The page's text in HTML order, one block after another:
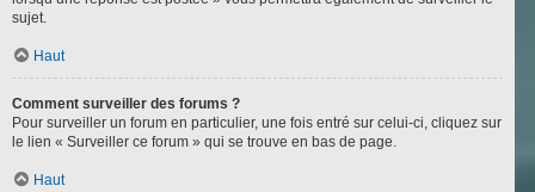
sujet.
Haut
Comment surveiller des forums ?
Pour surveiller un forum en particulier, une fois entré sur celui-ci, cliquez sur
le lien « Surveiller ce forum » qui se trouve en bas de page.
Haut